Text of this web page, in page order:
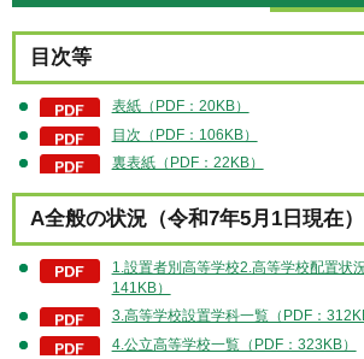
目次等
表紙（PDF：20KB）
目次（PDF：106KB）
裏表紙（PDF：22KB）
A全般の状況（令和7年5月1日現在）
1.設置者別高等学校2.高等学校配置状
141KB）
3.高等学校設置学科一覧（PDF：
4.公立高等学校一覧（PDF：323KB）